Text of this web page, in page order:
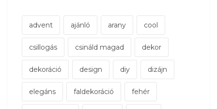
advent ajánló arany cool
csillogás csináld magad dekor
dekoráció design diy dizájn
elegáns faldekoráció fehér